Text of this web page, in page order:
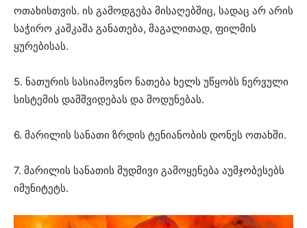
ოთახისთვის. ის გამოდგება მისაღებშიც, სადაც არ არის
საჭირო კაშკაშა განათება, მაგალითად, ფილმის
ყურებისას.
5. ნათურის სასიამოვნო ნათება ხელს უწყობს ნერვული
სისტემის დამშვიდებას და მოდუნებას.
6. მარილის სანათი ზრდის ტენიანობის დონეს ოთახში.
7. მარილის სანათის მუდმივი გამოყენება აუმჯობესებს
იმუნიტეტს.